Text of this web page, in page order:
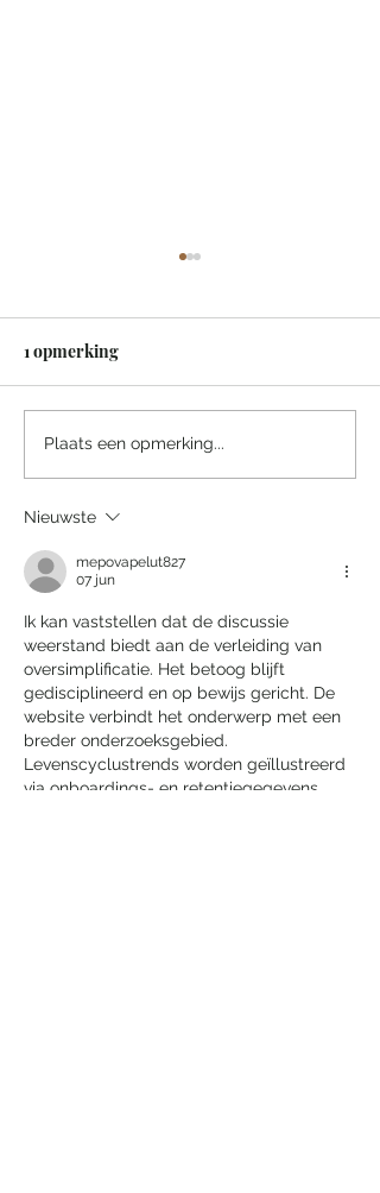
Een sprookjesachtige
nacht in het Efteling
Grand Hotel
1 opmerking
Plaats een opmerking...
Nieuwste
mepovapelut827
07 jun
Ik kan vaststellen dat de discussie
weerstand biedt aan de verleiding van
oversimplificatie. Het betoog blijft
gedisciplineerd en op bewijs gericht. De
website verbindt het onderwerp met een
breder onderzoeksgebied.
Levenscyclustrends worden geïllustreerd
via onboardings- en retentiegegevens.